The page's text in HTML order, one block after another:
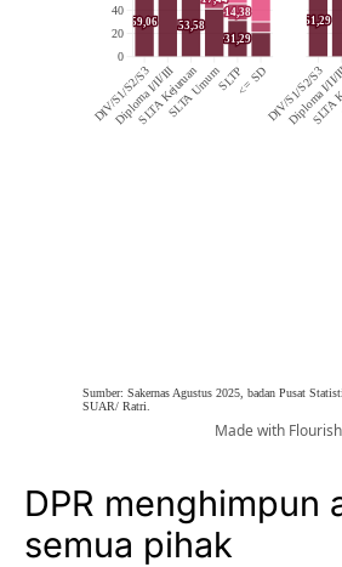
DPR menghimpun
semua pihak